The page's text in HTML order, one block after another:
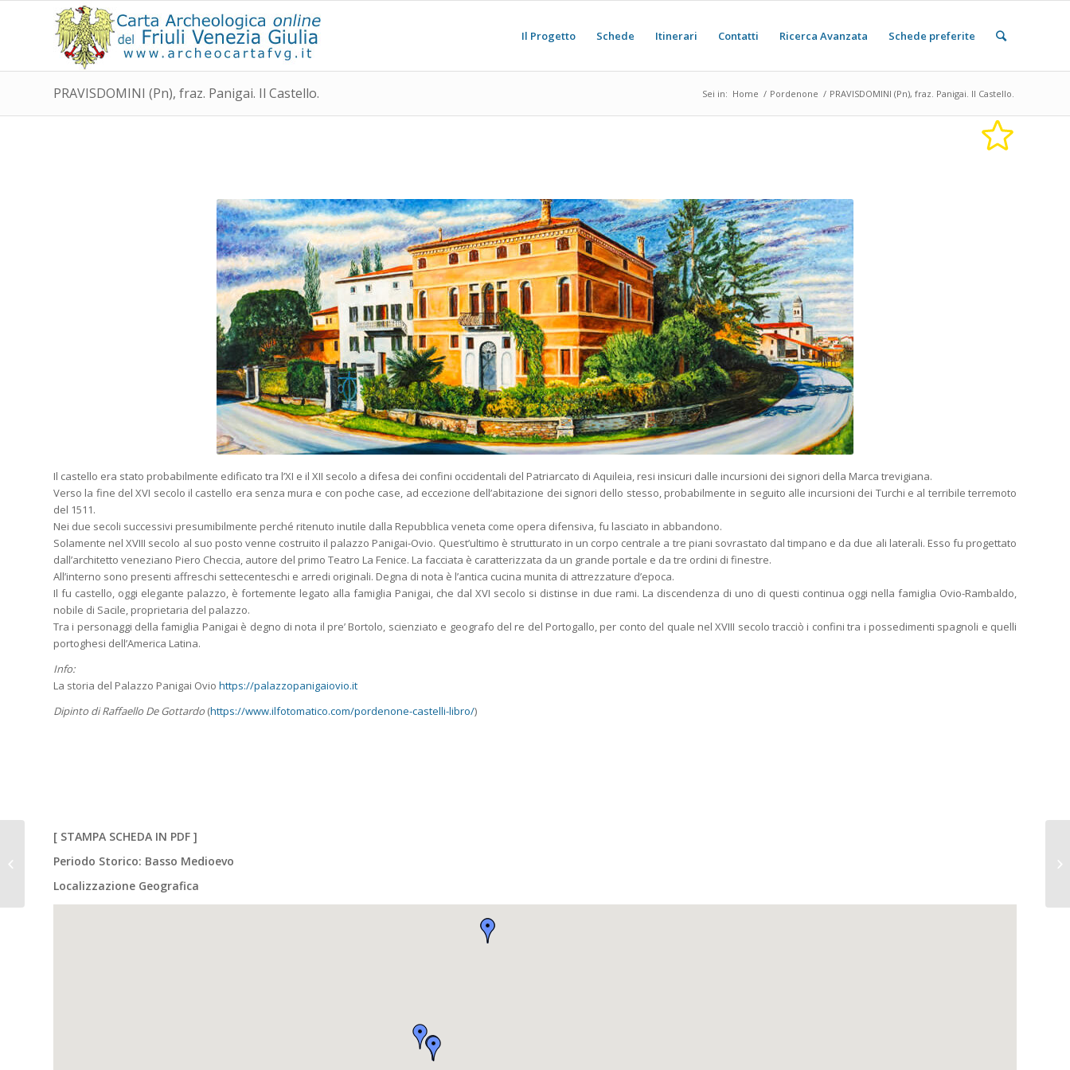
Il Progetto Schede Itinerari Contatti Ricerca Avanzata Schede preferite
PRAVISDOMINI (Pn), fraz. Panigai. Il Castello. Sei in: Home / Pordenone / PRAVISDOMINI (Pn), fraz. Panigai. Il Castello.
Il castello era stato probabilmente edificato tra l’XI e il XII secolo a difesa dei confini occidentali del Patriarcato di Aquileia, resi insicuri dalle incursioni dei signori della Marca trevigiana.
Verso la fine del XVI secolo il castello era senza mura e con poche case, ad eccezione dell’abitazione dei signori dello stesso, probabilmente in seguito alle incursioni dei Turchi e al terribile terremoto
del 1511.
Nei due secoli successivi presumibilmente perché ritenuto inutile dalla Repubblica veneta come opera difensiva, fu lasciato in abbandono.
Solamente nel XVIII secolo al suo posto venne costruito il palazzo Panigai-Ovio. Quest’ultimo è strutturato in un corpo centrale a tre piani sovrastato dal timpano e da due ali laterali. Esso fu progettato
dall’architetto veneziano Piero Checcia, autore del primo Teatro La Fenice. La facciata è caratterizzata da un grande portale e da tre ordini di finestre.
All’interno sono presenti affreschi settecenteschi e arredi originali. Degna di nota è l’antica cucina munita di attrezzature d’epoca.
Il fu castello, oggi elegante palazzo, è fortemente legato alla famiglia Panigai, che dal XVI secolo si distinse in due rami. La discendenza di uno di questi continua oggi nella famiglia Ovio-Rambaldo,
nobile di Sacile, proprietaria del palazzo.
Tra i personaggi della famiglia Panigai è degno di nota il pre’ Bortolo, scienziato e geografo del re del Portogallo, per conto del quale nel XVIII secolo tracciò i confini tra i possedimenti spagnoli e quelli
portoghesi dell’America Latina.
Info:
La storia del Palazzo Panigai Ovio https://palazzopanigaiovio.it
Dipinto di Raffaello De Gottardo (https://www.ilfotomatico.com/pordenone-castelli-libro/)
[ STAMPA SCHEDA IN PDF ]
Periodo Storico: Basso Medioevo
Localizzazione Geografica
FORGARIA NEL FRIULI
(Ud). Il Castello di
Flagogna.